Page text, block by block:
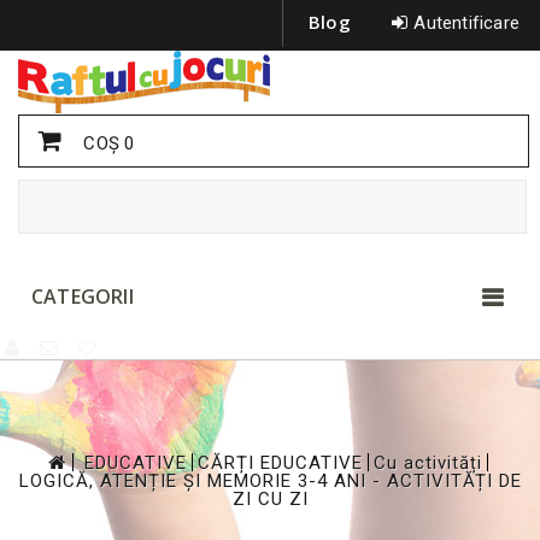
Autentificare
Blog
COŞ0
CATEGORII
>
EDUCATIVE
>
CĂRȚI EDUCATIVE Cu activități
LOGICĂ, ATENȚIE ȘI MEMORIE 3-4 ANI - ACTIVITĂȚI DE
ZI CU ZI